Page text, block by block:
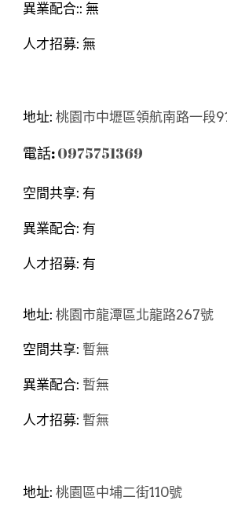
異業配合:: 無
人才招募: 無
地址: 桃園市中壢區領航南路一段
電話: 0975751369
空間共享: 有
異業配合: 有
人才招募: 有
地址: 桃園市龍潭區北龍路267號
空間共享: 暫無
異業配合: 暫無
人才招募: 暫無
地址: 桃園區中埔二街110號